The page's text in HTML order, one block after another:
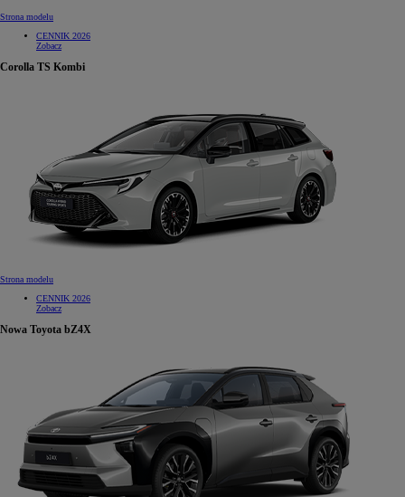
Strona modelu
CENNIK 2026
Zobacz
Corolla TS Kombi
Strona modelu
CENNIK 2026
Zobacz
Nowa Toyota bZ4X